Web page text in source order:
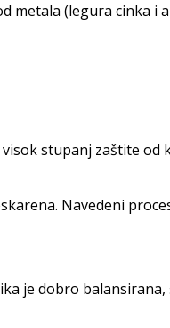
metala (legura cinka i
stupanj zaštite od
Navedeni
je dobro